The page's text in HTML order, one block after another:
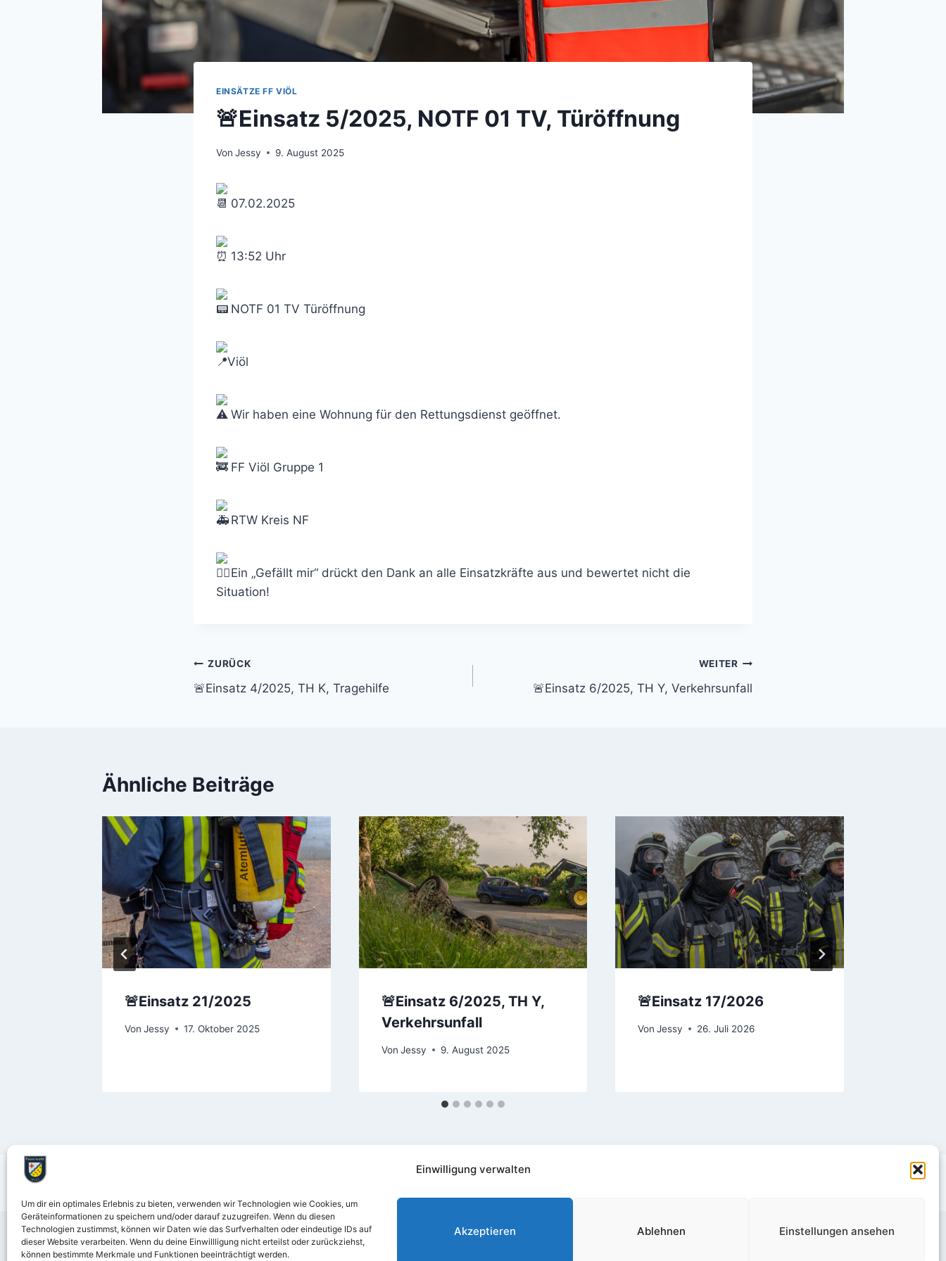
Einwilligung verwalten
Um dir ein optimales Erlebnis zu bieten, verwenden wir Technologien wie Cookies, um
Geräteinformationen zu speichern und/oder darauf zuzugreifen. Wenn du diesen
Technologien zustimmst, können wir Daten wie das Surfverhalten oder eindeutige IDs auf
dieser Website verarbeiten. Wenn du deine Einwillligung nicht erteilst oder zurückziehst,
können bestimmte Merkmale und Funktionen beeinträchtigt werden.
Akzeptieren Ablehnen Einstellungen ansehen
EINSÄTZE FF VIÖL
🚨Einsatz 5/2025, NOTF 01 TV, Türöffnung
Von Jessy 9. August 2025
07.02.2025
13:52 Uhr
NOTF 01 TV Türöffnung
Viöl
Wir haben eine Wohnung für den Rettungsdienst geöffnet.
FF Viöl Gruppe 1
RTW Kreis NF
Ein „Gefällt mir“ drückt den Dank an alle Einsatzkräfte aus und bewertet nicht die
Situation!
Beitragsnavigation
ZURÜCK
🚨Einsatz 4/2025, TH K, Tragehilfe
WEITER
🚨Einsatz 6/2025, TH Y, Verkehrsunfall
Ähnliche Beiträge
🚨Einsatz 21/2025
Von Jessy 17. Oktober 2025
🚨Einsatz 6/2025, TH Y,
Verkehrsunfall
Von Jessy 9. August 2025
🚨Einsatz 17/2026
Von Jessy 26. Juli 2026